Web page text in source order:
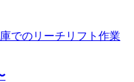
でのリーチリフト作業